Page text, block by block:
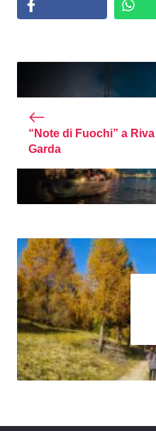
“Note di Fuochi” a Riva
Garda